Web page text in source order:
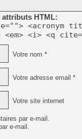
attributs HTML:
<acronym
<em> <i> <q
Votre nom *
Votre adresse email *
Votre site internet
par e-mail.
e-mail.